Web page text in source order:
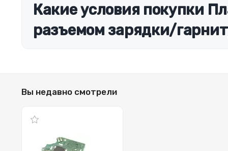
Какие условия покупки
разъемом зарядки/
Вы недавно смотрели